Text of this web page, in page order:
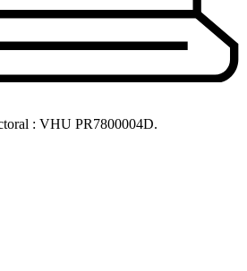
: VHU PR7800004D.